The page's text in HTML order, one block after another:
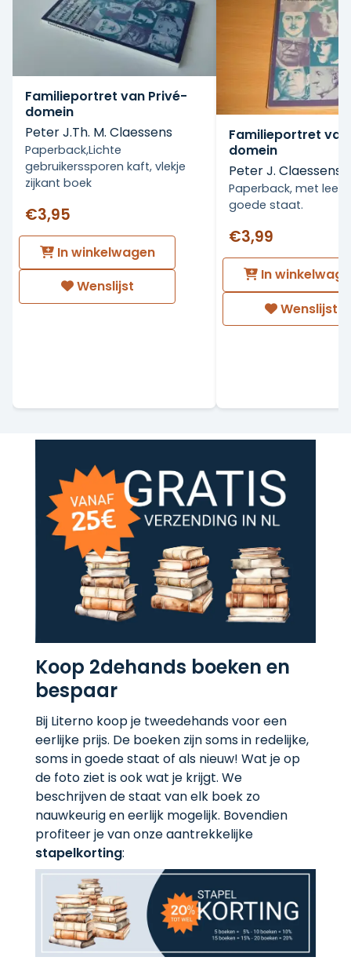
Familieportret van Privé-
domein
Peter J.Th. M. Claessens
Paperback,Lichte
gebruikerssporen kaft, vlekje
zijkant boek
€3,95
In winkelwagen
Wenslijst
Familieportret
domein
Peter J. Claessens
Paperback, met
goede staat.
€3,99
In
Wenslijst
Koop 2dehands boeken en
bespaar
Bij Literno koop je tweedehands voor een
eerlijke prijs. De boeken zijn soms in redelijke,
soms in goede staat of als nieuw! Wat je op
de foto ziet is ook wat je krijgt. We
beschrijven de staat van elk boek zo
nauwkeurig en eerlijk mogelijk. Bovendien
profiteer je van onze aantrekkelijke
stapelkorting: